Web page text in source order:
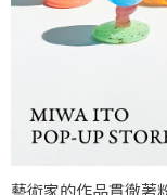
藝術家的作品貫徹著